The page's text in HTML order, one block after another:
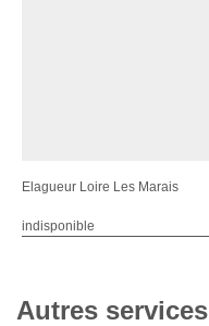
Elagueur Loire Les Marais
indisponible
Autres services